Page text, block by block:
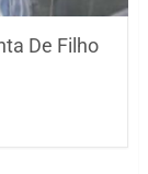
De Filho